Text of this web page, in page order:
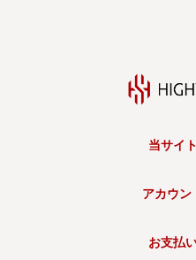
当サイ
アカウン
お支払